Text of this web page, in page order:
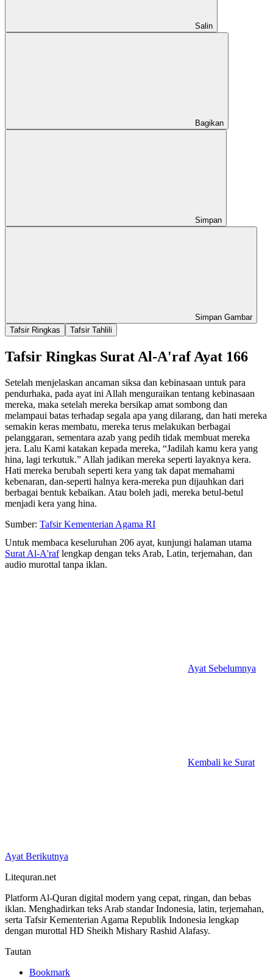
Salin
Bagikan
Simpan
Simpan Gambar
Tafsir Ringkas
Tafsir Tahlili
Tafsir Ringkas Surat Al-A'raf Ayat 166
Setelah menjelaskan ancaman siksa dan kebinasaan untuk para
pendurhaka, pada ayat ini Allah menguraikan tentang kebinasaan
mereka, maka setelah mereka bersikap amat sombong dan
melampaui batas terhadap segala apa yang dilarang, dan hati mereka
semakin keras membatu, mereka terus melakukan berbagai
pelanggaran, sementara azab yang pedih tidak membuat mereka
jera. Lalu Kami katakan kepada mereka, “Jadilah kamu kera yang
hina, lagi terkutuk.” Allah jadikan mereka seperti layaknya kera.
Hati mereka berubah seperti kera yang tak dapat memahami
kebenaran, dan-seperti halnya kera-mereka pun dijauhkan dari
berbagai bentuk kebaikan. Atau boleh jadi, mereka betul-betul
menjadi kera yang hina.
Sumber: Tafsir Kementerian Agama RI
Untuk membaca keseluruhan 206 ayat, kunjungi halaman utama
Surat Al-A'raflengkap dengan teks Arab, Latin, terjemahan, dan
audio murottal tanpa iklan.
Ayat Sebelumnya
Kembali ke Surat
Ayat Berikutnya
Litequran.net
Platform Al-Quran digital modern yang cepat, ringan, dan bebas
iklan. Menghadirkan teks Arab standar Indonesia, latin, terjemahan,
serta Tafsir Kementerian Agama Republik Indonesia lengkap
dengan murottal HD Sheikh Mishary Rashid Alafasy.
Tautan
Bookmark